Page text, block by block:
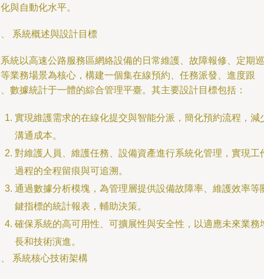
與自動化水平。
系統概述與設計目標
統以高速公路服務區網絡設備的日常維護、故障報修、定期巡
業務場景為核心，構建一個集在線預約、任務派發、進度跟
數據統計于一體的綜合管理平臺。其主要設計目標包括：
實現維護需求的在線化提交與智能分派，簡化預約流程，減
溝通成本。
對維護人員、維護任務、設備資產進行系統化管理，實現工
過程的全程留痕與可追溯。
通過數據分析模塊，為管理層提供設備故障率、維護效率等
鍵指標的統計報表，輔助決策。
確保系統的高可用性、可擴展性與安全性，以適應未來業務
長和技術演進。
系統核心技術架構